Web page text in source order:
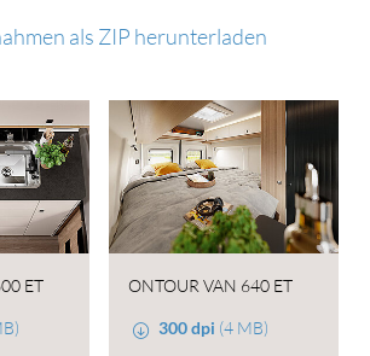
als ZIP herunterladen
ET ONTOUR VAN 640 ET
300 dpi (4 MB)